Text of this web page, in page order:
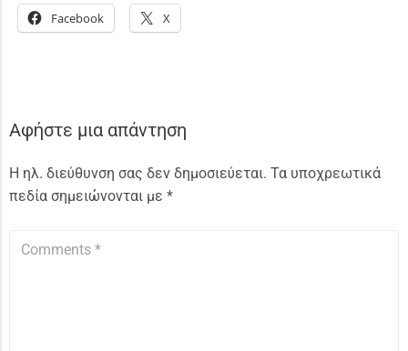
Facebook X
Αφήστε μια απάντηση
Η ηλ. διεύθυνση σας δεν δημοσιεύεται. Τα υποχρεωτικά
πεδία σημειώνονται με *